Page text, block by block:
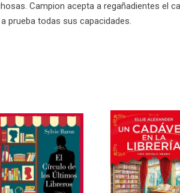
Campion acepta a regañadientes el
prueba todas sus capacidades.